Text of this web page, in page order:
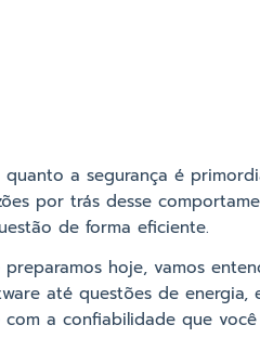
quanto a segurança é
por trás desse
de forma eficiente.
hoje, vamos
até questões de
a confiabilidade que você